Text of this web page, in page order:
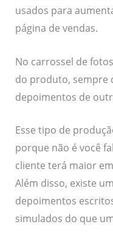
usados para
página de vendas.
No carrossel de
do produto, sempre
depoimentos de
Esse tipo de
porque não é você
cliente terá maior
Além disso, existe
depoimentos
simulados do que